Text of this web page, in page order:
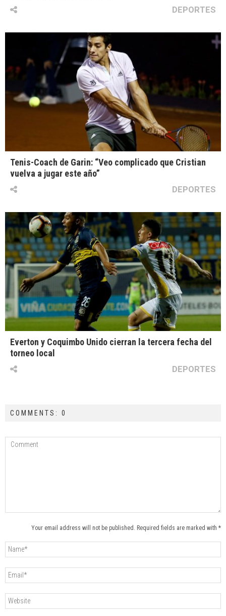
DEPORTES
Tenis-Coach de Garin: “Veo complicado que Cristian
vuelva a jugar este año”
DEPORTES
Everton y Coquimbo Unido cierran la tercera fecha del
torneo local
DEPORTES
COMMENTS: 0
Your email address will not be published. Required fields are marked with *